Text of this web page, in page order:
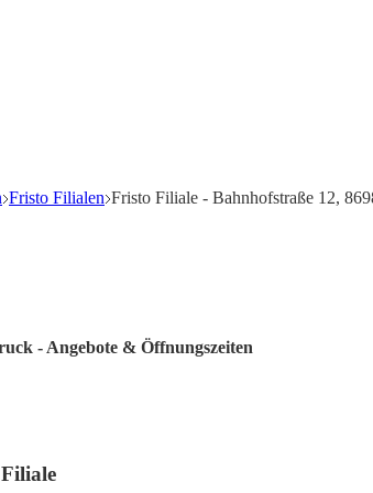
Fristo Filialen Fristo Filiale - Bahnhofstraße 12,
- Angebote & Öffnungszeiten